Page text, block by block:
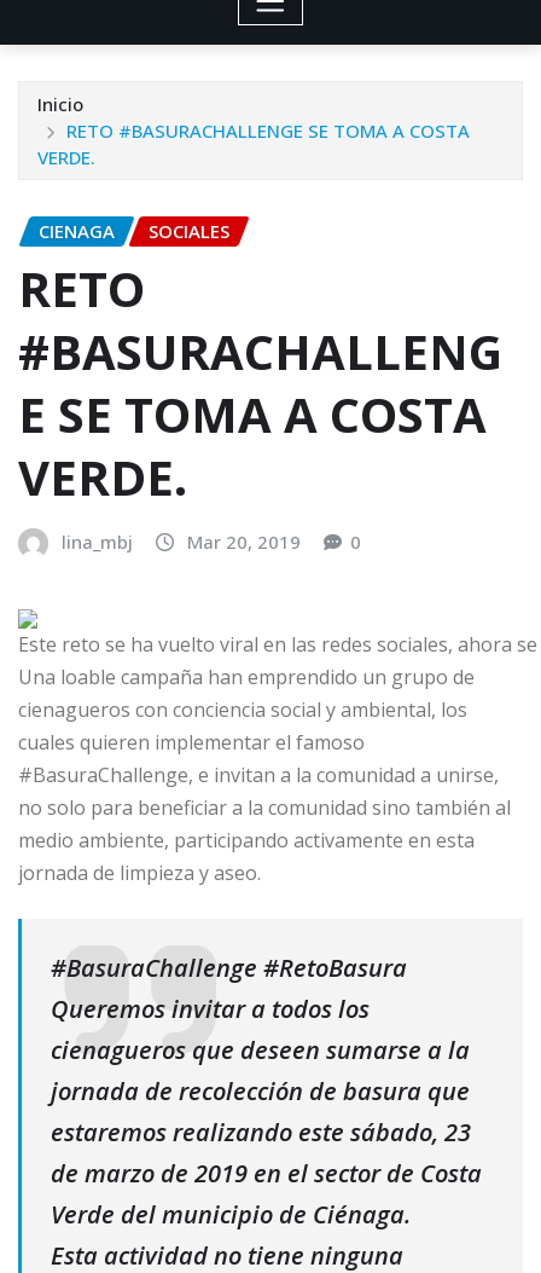
Inicio
RETO #BASURACHALLENGE SE TOMA A COSTA
VERDE.
CIENAGA SOCIALES
RETO
#BASURACHALLENG
E SE TOMA A COSTA
VERDE.
lina_mbj Mar 20, 2019 0
Este reto se ha vuelto viral en las redes sociales, ahora
Una loable campaña han emprendido un grupo de
cienagueros con conciencia social y ambiental, los
cuales quieren implementar el famoso
#BasuraChallenge, e invitan a la comunidad a unirse,
no solo para beneficiar a la comunidad sino también al
medio ambiente, participando activamente en esta
jornada de limpieza y aseo.
#BasuraChallenge #RetoBasura
Queremos invitar a todos los
cienagueros que deseen sumarse a la
jornada de recolección de basura que
estaremos realizando este sábado, 23
de marzo de 2019 en el sector de Costa
Verde del municipio de Ciénaga.
Esta actividad no tiene ninguna